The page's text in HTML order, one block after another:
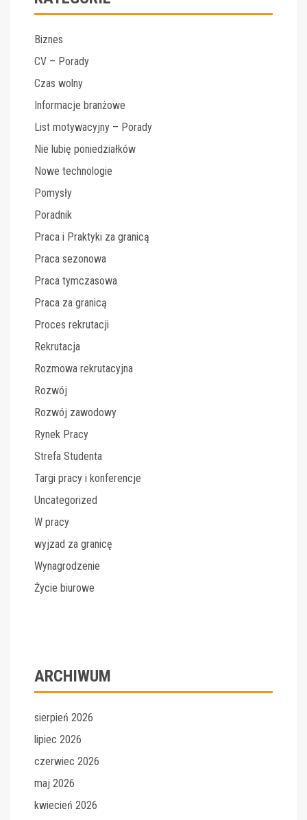
Biznes
CV – Porady
Czas wolny
Informacje branżowe
List motywacyjny – Porady
Nie lubię poniedziałków
Nowe technologie
Pomysły
Poradnik
Praca i Praktyki za granicą
Praca sezonowa
Praca tymczasowa
Praca za granicą
Proces rekrutacji
Rekrutacja
Rozmowa rekrutacyjna
Rozwój
Rozwój zawodowy
Rynek Pracy
Strefa Studenta
Targi pracy i konferencje
Uncategorized
W pracy
wyjzad za granicę
Wynagrodzenie
Życie biurowe
ARCHIWUM
sierpień 2026
lipiec 2026
czerwiec 2026
maj 2026
kwiecień 2026